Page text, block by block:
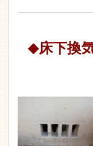
◆床下換